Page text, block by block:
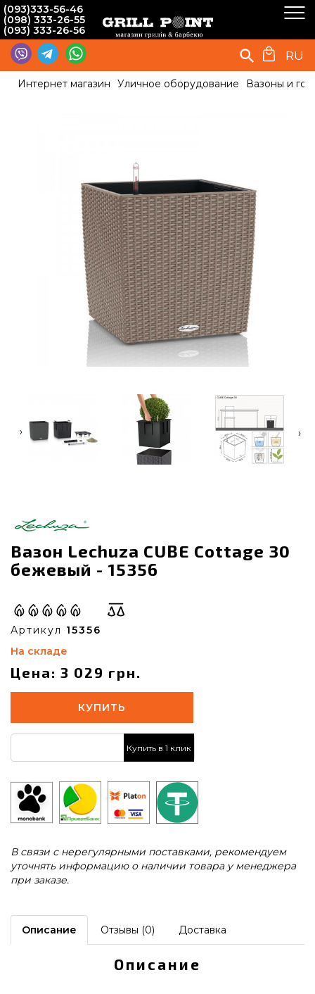
(093)333-56-46
(098) 333-26-55
(093) 333-26-56
RU
Интернет магазин Уличное оборудование Вазоны и
‹ ›
Вазон Lechuza CUBE Cottage 30
бежевый - 15356
Артикул 15356
На складе
Цена: 3 029 грн.
КУПИТЬ
Купить в 1 клик
В связи с нерегулярными поставками, рекомендуем
уточнять информацию о наличии товара у менеджера
при заказе.
Описание Отзывы (0) Доставка
Описание